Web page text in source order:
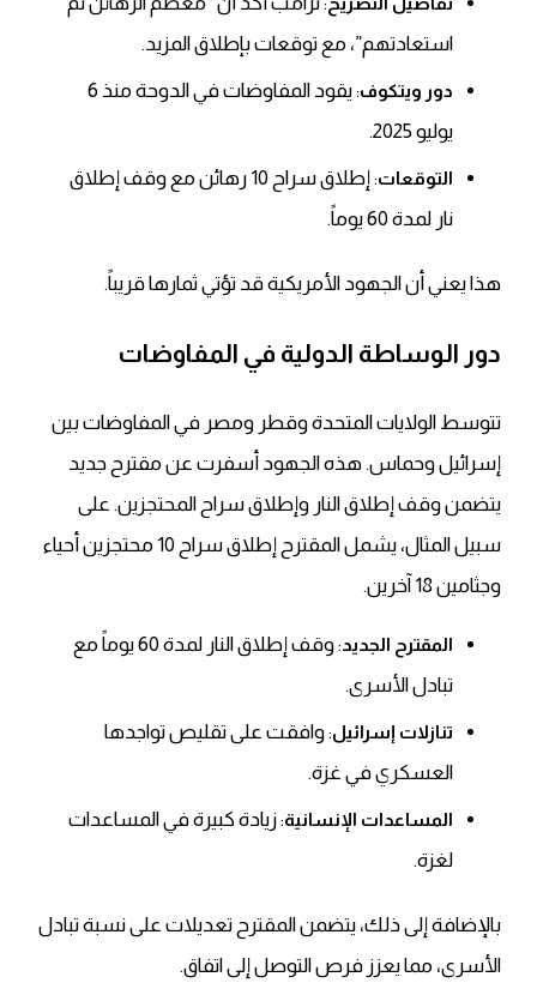
استعادتهم”، مع توقعات بإطلاق المزيد.
دور ويتكوف
: يقود المفاوضات في الدوحة منذ 6
يوليو 2025.
التوقعات
: إطلاق سراح 10 رهائن مع وقف إطلاق
نار لمدة 60 يوماً.
هذا يعني أن الجهود الأمريكية قد تؤتي ثمارها قريباً.
دور الوساطة الدولية في المفاوضات
تتوسط الولايات المتحدة وقطر ومصر في المفاوضات بين
إسرائيل وحماس. هذه الجهود أسفرت عن مقترح جديد
يتضمن وقف إطلاق النار وإطلاق سراح المحتجزين. على
سبيل المثال
، يشمل المقترح إطلاق سراح 10 محتجزين أحياء
وجثامين 18 آخرين.
المقترح الجديد
: وقف إطلاق النار لمدة 60 يوماً مع
تبادل الأسرى.
تنازلات إسرائيل: وافقت على تقليص تواجدها
العسكري في غزة.
المساعدات الإنسانية: زيادة كبيرة في المساعدات
لغزة.
بالإضافة إلى ذلك، يتضمن المقترح تعديلات على نسبة تبادل
الأسرى، مما يعزز فرص التوصل إلى اتفاق.